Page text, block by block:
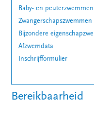
Baby- en peuterzwemmen
Zwangerschapszwemmen
Bijzondere
Afzwemdata
Inschrijfformulier
Bereikbaarheid